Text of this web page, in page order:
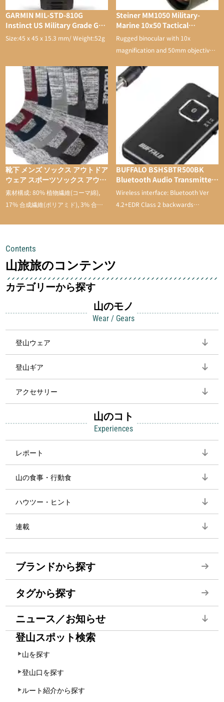
GARMIN MIL-STD-810G
Instinct US Military Grade GPS
Watch
Size:45 x 45 x 15.3 mm/ Weight:52g
Steiner MM1050 Military-
Marine 10x50 Tactical
Binocular
Rugged binocular with 10x
magnification and 50mm objective
靴下 メンズ ソックス アウトドア
ウェア スポーツソックス アウト
ドアソックス トレッキング スポ
ーツ 登山用 靴下 通気性 吸汗速
乾 抗菌防臭 抗菌 蒸れない メン
素材構成: 80% 植物繊維(コーマ綿),
17% 合成繊維(ポリアミド), 3% 合成
BUFFALO BSHSBTR500BK
Bluetooth Audio Transmitter
& Receiver with Low Latency
Wireless interface: Bluetooth Ver
4.2+EDR Class 2 backwards
Contents
山旅旅のコンテンツ
カテゴリーから探す
山のモノ
Wear / Gears
登山ウェア
登山ギア
アクセサリー
山のコト
Experiences
レポート
山の食事・行動食
ハウツー・ヒント
連載
ブランドから探す
タグから探す
ニュース／お知らせ
登山スポット検索
山を探す
登山口を探す
ルート紹介から探す